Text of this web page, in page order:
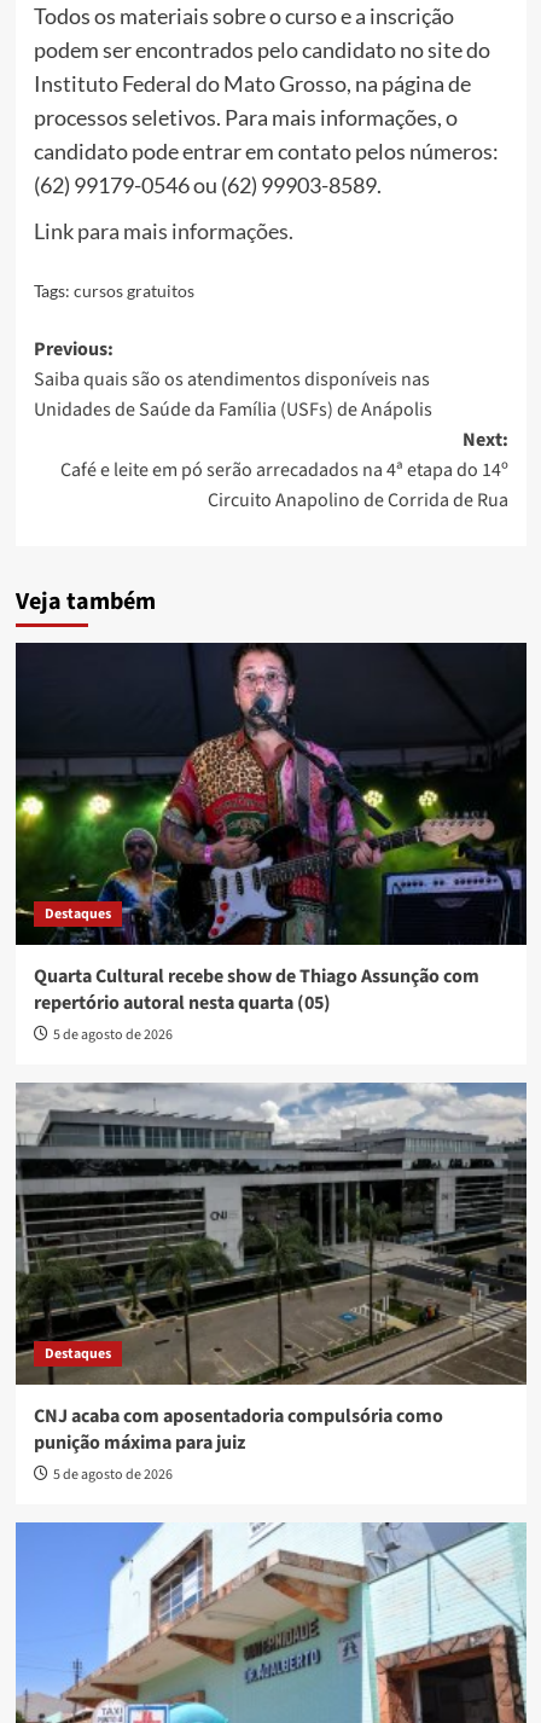
Todos os materiais sobre o curso e a inscrição
podem ser encontrados pelo candidato no site do
Instituto Federal do Mato Grosso, na página de
processos seletivos. Para mais informações, o
candidato pode entrar em contato pelos números:
(62) 99179-0546 ou (62) 99903-8589.
Link para mais informações.
Tags: cursos gratuitos
Post
navigation
Previous:
Saiba quais são os atendimentos disponíveis nas
Unidades de Saúde da Família (USFs) de Anápolis
Next:
Café e leite em pó serão arrecadados na 4ª etapa do 14º
Circuito Anapolino de Corrida de Rua
Veja também
Destaques
Quarta Cultural recebe show de Thiago Assunção com
repertório autoral nesta quarta (05)
5 de agosto de 2026
Destaques
CNJ acaba com aposentadoria compulsória como
punição máxima para juiz
5 de agosto de 2026